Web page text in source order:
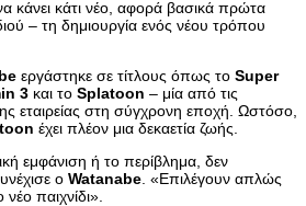
κάνει κάτι νέο, αφορά βασικά πρώτα
– τη δημιουργία ενός νέου τρόπου
εργάστηκε σε τίτλους όπως το Super
3 και το Splatoon – μία από τις
εταιρείας στη σύγχρονη εποχή. Ωστόσο,
έχει πλέον μια δεκαετία ζωής.
εμφάνιση ή το περίβλημα, δεν
ο Watanabe . «Επιλέγουν απλώς
νέο παιχνίδι».